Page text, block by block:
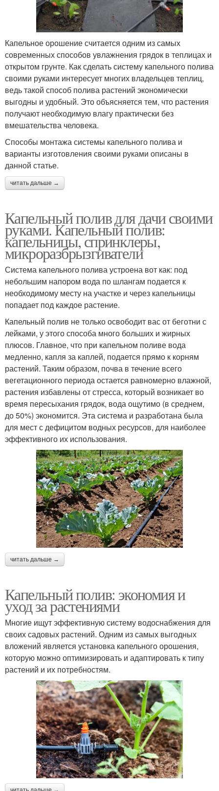
Капельное орошение считается одним из самых
современных способов увлажнения грядок в теплицах и
открытом грунте. Как сделать систему капельного полива
своими руками интересует многих владельцев теплиц,
ведь такой способ полива растений экономически
выгодны и удобный. Это объясняется тем, что растения
получают необходимую влагу практически без
вмешательства человека.
Способы монтажа системы капельного полива и
варианты изготовления своими руками описаны в
данной статье.
читать дальше →
Капельный полив для дачи своими
руками. Капельный полив:
капельницы, спринклеры,
микроразбрызгиватели
Система капельного полива устроена вот как: под
небольшим напором вода по шлангам подается к
необходимому месту на участке и через капельницы
попадает под каждое растение.
Капельный полив не только освободит вас от беготни с
лейками, у этого способа много больших и жирных
плюсов. Главное, что при капельном поливе вода
медленно, капля за каплей, подается прямо к корням
растений. Таким образом, почва в течение всего
вегетационного периода остается равномерно влажной,
растения избавлены от стресса, который возникает во
время пересыхания грядок, вода ощутимо (в среднем,
до 50%) экономится. Эта система и разработана была
для мест с дефицитом водных ресурсов, для наиболее
эффективного их использования.
читать дальше →
Капельный полив: экономия и
уход за растениями
Многие ищут эффективную систему водоснабжения для
своих садовых растений. Одним из самых выгодных
вложений является установка капельного орошения,
которую можно оптимизировать и адаптировать к типу
растений и их потребностям.